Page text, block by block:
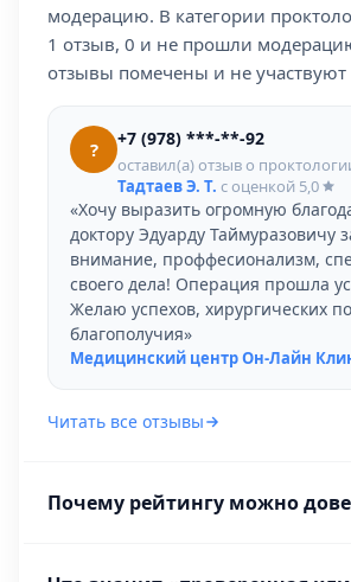
модерацию. В категории
1 отзыв, 0 и не прошли
отзывы помечены и не участвуют
? +7 (978) ***-**-92
оставил(а) отзыв о
Тадтаев Э. Т. с оценкой 5,0
«Хочу выразить огромную
доктору Эдуарду Таймуразовичу
внимание, проффесионализм,
своего дела! Операция прошла
Желаю успехов, хирургических
благополучия»
Медицинский центр Он-Лайн
Читать все отзывы
Почему рейтингу можно